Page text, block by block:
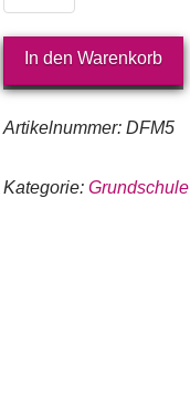
Klasse
5
In den Warenkorb
Artikelnummer: DFM5
Kategorie: Grundschule